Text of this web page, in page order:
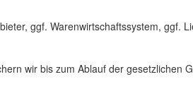
ggf. Warenwirtschaftssystem, ggf.
wir bis zum Ablauf der gesetzlichen